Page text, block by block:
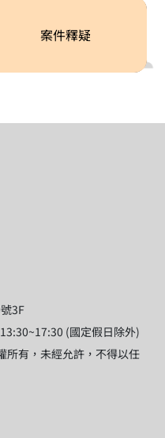
案件釋疑
3F
(國定假日除外)
所有，未經允許，不得以任